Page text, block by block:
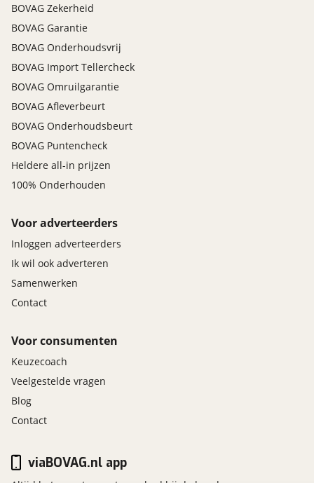
BOVAG Zekerheid
BOVAG Garantie
BOVAG Onderhoudsvrij
BOVAG Import Tellercheck
BOVAG Omruilgarantie
BOVAG Afleverbeurt
BOVAG Onderhoudsbeurt
BOVAG Puntencheck
Heldere all-in prijzen
100% Onderhouden
Voor adverteerders
Inloggen adverteerders
Ik wil ook adverteren
Samenwerken
Contact
Voor consumenten
Keuzecoach
Veelgestelde vragen
Blog
Contact
viaBOVAG.nl app